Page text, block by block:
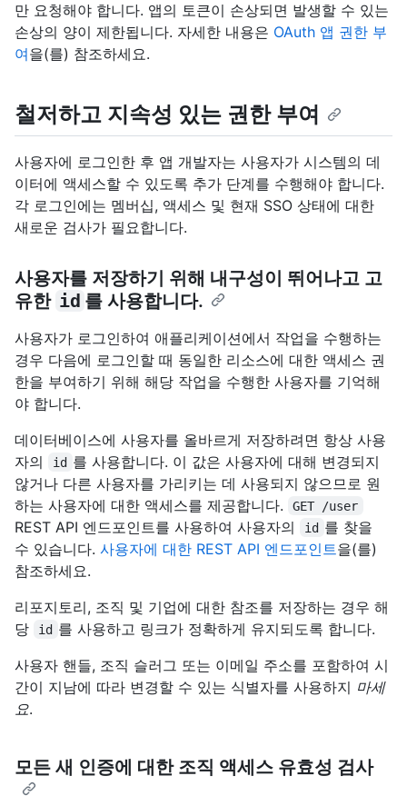
만 요청해야 합니다. 앱의 토큰이 손상되면 발생할 수 있는
손상의 양이 제한됩니다. 자세한 내용은 OAuth 앱 권한 부
여을(를) 참조하세요.
철저하고 지속성 있는 권한 부여
사용자에 로그인한 후 앱 개발자는 사용자가 시스템의 데
이터에 액세스할 수 있도록 추가 단계를 수행해야 합니다.
각 로그인에는 멤버십, 액세스 및 현재 SSO 상태에 대한
새로운 검사가 필요합니다.
사용자를 저장하기 위해 내구성이 뛰어나고 고
유한 id 를 사용합니다.
사용자가 로그인하여 애플리케이션에서 작업을 수행하는
경우 다음에 로그인할 때 동일한 리소스에 대한 액세스 권
한을 부여하기 위해 해당 작업을 수행한 사용자를 기억해
야 합니다.
데이터베이스에 사용자를 올바르게 저장하려면 항상 사용
자의
id 를 사용합니다. 이 값은 사용자에 대해 변경되지
않거나 다른 사용자를 가리키는 데 사용되지 않으므로 원
하는 사용자에 대한 액세스를 제공합니다.
GET /user
REST API 엔드포인트를 사용하여 사용자의 id 를 찾을
수 있습니다. 사용자에 대한 REST API 엔드포인트을(를)
참조하세요.
리포지토리, 조직 및 기업에 대한 참조를 저장하는 경우 해
당
id 를 사용하고 링크가 정확하게 유지되도록 합니다.
사용자 핸들, 조직 슬러그 또는 이메일 주소를 포함하여 시
간이 지남에 따라 변경할 수 있는 식별자를 사용하지 마세
요.
모든 새 인증에 대한 조직 액세스 유효성 검사